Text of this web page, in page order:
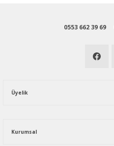
0553 662 39 69
Üyelik
Kurumsal